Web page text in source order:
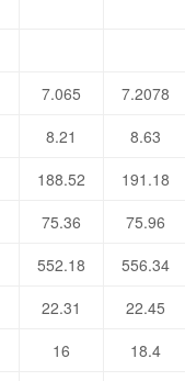
7.065 7.2078
8.21 8.63
188.52 191.18
75.36 75.96
552.18 556.34
22.31 22.45
16 18.4